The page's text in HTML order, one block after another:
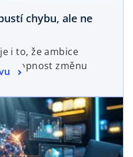
chybu, ale ne
i to, že ambice
schopnost změnu